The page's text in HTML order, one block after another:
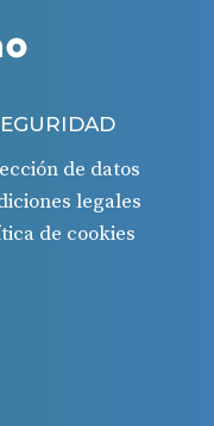
de datos
legales
de cookies